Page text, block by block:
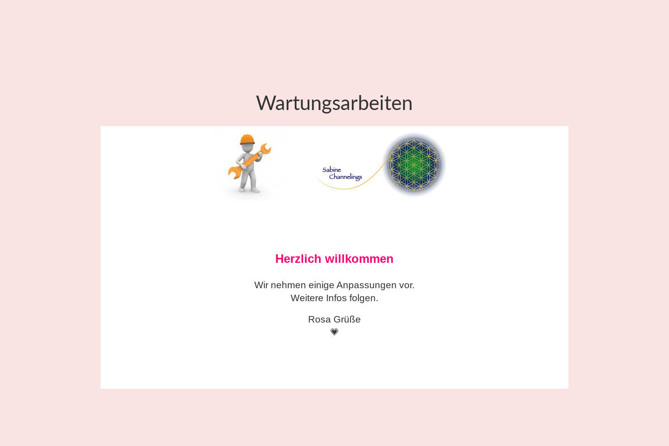
Wartungsarbeiten
Herzlich willkommen
Wir nehmen einigeAnpassungen vor.
Weitere Infos folgen.
Rosa Grüße
💗